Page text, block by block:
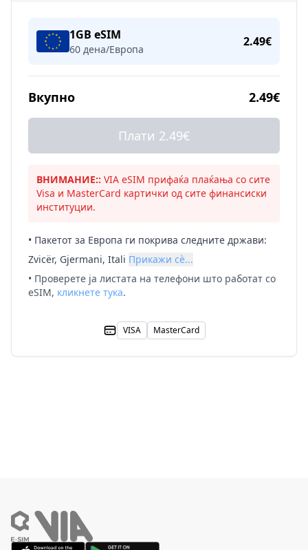
1GB eSIM
60 дена/Европа
2.49€
Вкупно 2.49€
Плати 2.49€
ВНИМАНИЕ:: VIA eSIM прифаќа плаќања со сите
Visa и MasterCard картички од сите финансиски
институции.
• Пакетот за Европа ги покрива следните држави:
Zvicër, Gjermani, Itali Прикажи сè...
• Проверете ја листата на телефони што работат со
eSIM, кликнете тука.
VISA MasterCard